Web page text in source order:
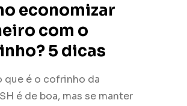
economizar
com o
5 dicas
que é o cofrinho da
é de boa, mas se manter